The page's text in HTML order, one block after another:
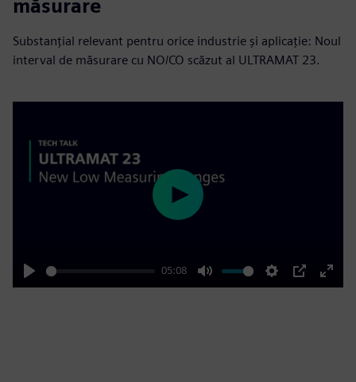
măsurare
Substanțial relevant pentru orice industrie și aplicație: Noul
interval de măsurare cu NO/CO scăzut al ULTRAMAT 23.
Play
05:08
Mute Settings
PIP
Enter
Play